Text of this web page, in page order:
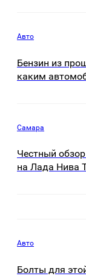
Авто
Бензин из
каким
Самара
Честный
на Лада Нива
Авто
Болты для